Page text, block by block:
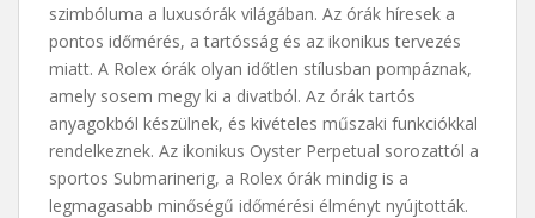
szimbóluma a luxusórák világában. Az órák híresek a
pontos időmérés, a tartósság és az ikonikus tervezés
miatt. A Rolex órák olyan időtlen stílusban pompáznak,
amely sosem megy ki a divatból. Az órák tartós
anyagokból készülnek, és kivételes műszaki funkciókkal
rendelkeznek. Az ikonikus Oyster Perpetual sorozattól a
sportos Submarinerig, a Rolex órák mindig is a
legmagasabb minőségű időmérési élményt nyújtották.